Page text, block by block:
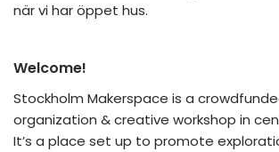
när vi har öppet hus.
Welcome!
Stockholm Makerspace is a
organization & creative workshop in
It’s a place set up to promote